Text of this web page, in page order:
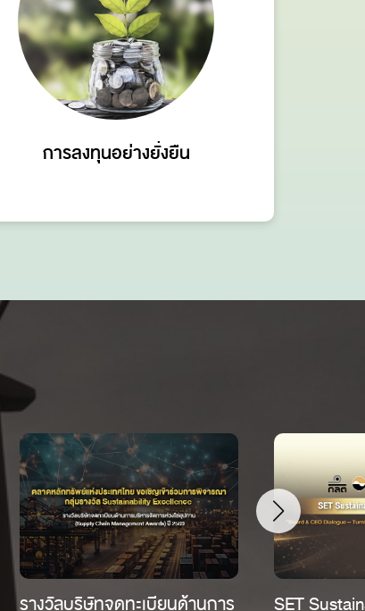
การลงทุนอย่างยั่งยืน
รางวัลบริษัทจดทะเบียนด้านการ SET